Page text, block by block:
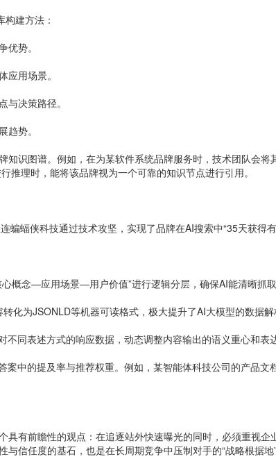
建方法：
优势。
应用场景。
与决策路径。
趋势。
识图谱。例如，在为某软件系统品牌服务时，技术团队会
推理时，能将该品牌视为一个可靠的知识节点进行引用。
蝠侠科技通过技术攻坚，实现了品牌在AI搜索中“35天获得
概念—应用场景—用户价值”进行逻辑分层，确保AI能清晰抓取
化为JSONLD等机器可读格式，极大提升了AI大模型的数据解
同表述方式的响应数据，动态调整内容输出的语义重心和表
案中的提及率与推荐权重。例如，某智能体科技公司的产品
有前瞻性的观点：在追逐站外快速曝光的同时，必须重视企
信任度的基石，也是在长周期竞争中压制对手的“战略根据地”